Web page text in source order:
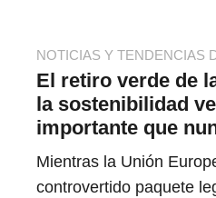
NOTICIAS Y TENDENCIAS
El retiro verde de
la sostenibilidad
importante que
Mientras la Unión
controvertido paquete